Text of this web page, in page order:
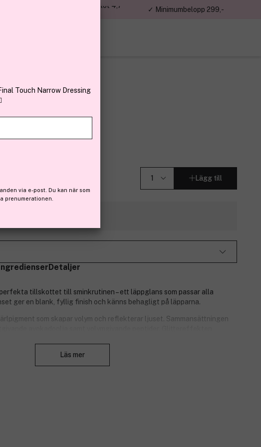
Över 1,5 miljon kunder – Trustpilot 4,7
✓ Minimumbelopp 299,-
Lägg till
Detaljer
perfekta tillskottet till sminkrutinen – ett läppglans som passar alla
ger en blank, fyllig finish och känns behagligt på läpparna.
som skapar volym och reflekterar ljuset. Sammansättningen
framhäver läpparna oavsett kön, ålder och hudton och är naturligtvis fri
ingredienser.
Läs mer
Touch Narrow Dressing
via e-post. Du kan när som
prenumerationen.